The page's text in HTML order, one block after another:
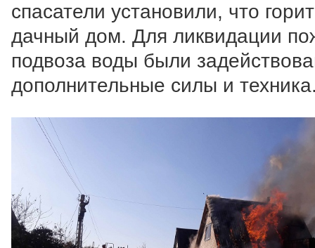
спасатели установили, что горит
дачный дом. Для ликвидации
подвоза воды были
дополнительные силы и